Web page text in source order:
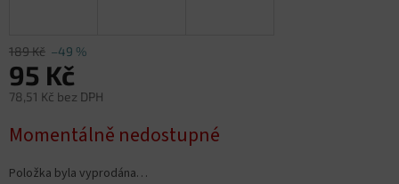
189 Kč –49 %
95 Kč
78,51 Kč bez DPH
cena:
Momentálně nedostupné
Položka byla vyprodána…